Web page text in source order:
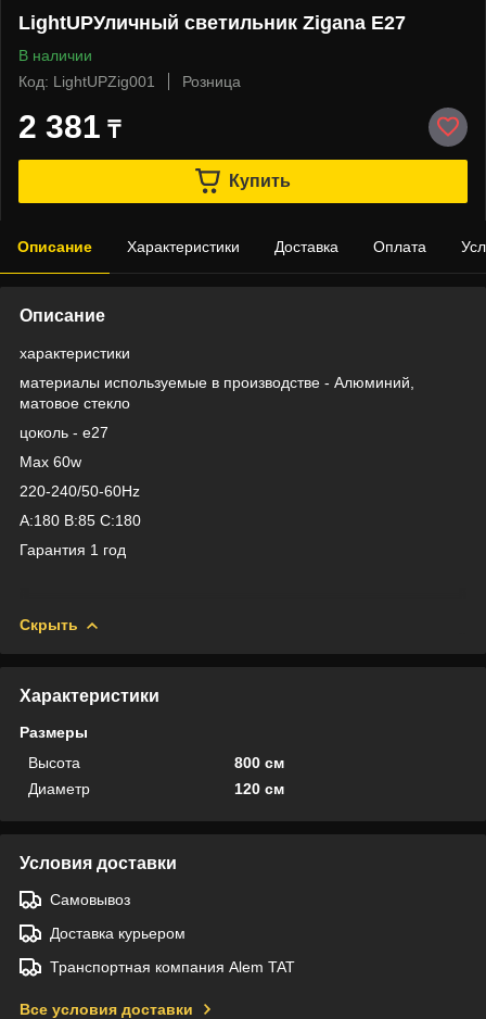
LightUPУличный светильник Zigana Е27
В наличии
Код: LightUPZig001
Розница
2 381 ₸
Купить
Описание Характеристики Доставка Оплата
Описание
характеристики
материалы используемые в производстве - Алюминий,
матовое стекло
цоколь - е27
Max 60w
220-240/50-60Hz
A:180 B:85 C:180
Гарантия 1 год
Скрыть
Характеристики
Размеры
Высота
800 см
Диаметр
120 см
Условия доставки
Самовывоз
Доставка курьером
Транспортная компания Alem TAT
Все условия доставки